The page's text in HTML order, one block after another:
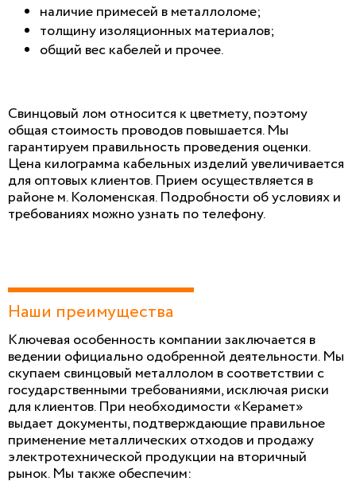
наличие примесей в металлоломе;
толщину изоляционных материалов;
общий вес кабелей и прочее.
Свинцовый лом относится к цветмету, поэтому
общая стоимость проводов повышается. Мы
гарантируем правильность проведения оценки.
Цена килограмма кабельных изделий увеличивается
для оптовых клиентов. Прием осуществляется в
районе м. Коломенская. Подробности об условиях и
требованиях можно узнать по телефону.
Наши преимущества
Ключевая особенность компании заключается в
ведении официально одобренной деятельности. Мы
скупаем свинцовый металлолом в соответствии с
государственными требованиями, исключая риски
для клиентов. При необходимости «Керамет»
выдает документы, подтверждающие правильное
применение металлических отходов и продажу
электротехнической продукции на вторичный
рынок. Мы также обеспечим: